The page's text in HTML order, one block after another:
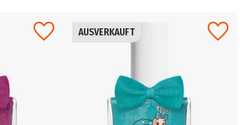
AUSVERKAUFT